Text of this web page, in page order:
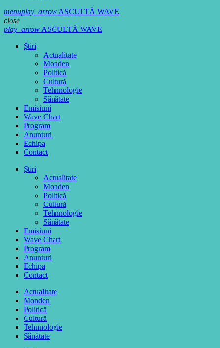
menuplay_arrowASCULTĂ WAVE
close
play_arrowASCULTĂ WAVE
Ştiri
Actualitate
Monden
Politică
Cultură
Tehnnologie
Sănătate
Emisiuni
Wave Chart
Program
Anunturi
Echipa
Contact
Ştiri
Actualitate
Monden
Politică
Cultură
Tehnnologie
Sănătate
Emisiuni
Wave Chart
Program
Anunturi
Echipa
Contact
Actualitate
Monden
Politică
Cultură
Tehnnologie
Sănătate